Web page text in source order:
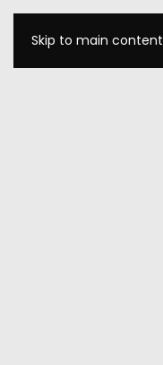
Skip to main content